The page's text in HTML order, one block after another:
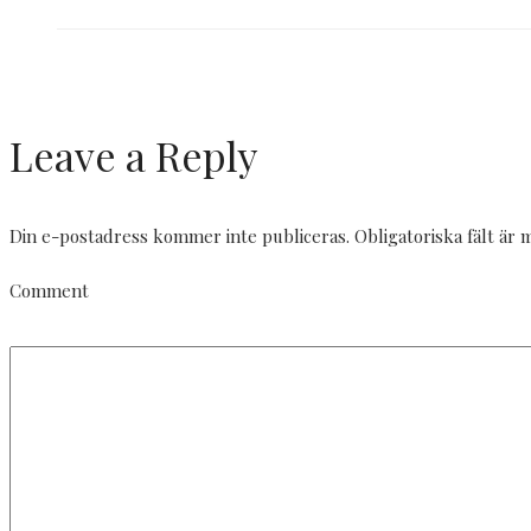
Leave a Reply
Din e-postadress kommer inte publiceras. Obligatoriska fält är
Comment